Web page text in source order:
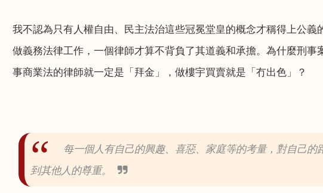
我不認為只有人權自由、民主法治這些冠冕堂皇的概念才稱得上公義
做義務法律工作，一個律師才算不背負了其道義和承擔。為什麼刑事
事商業法的律師就一定是「拜金」，做樓宇買賣就是「冇出色」？
每一個人有自己的興趣、喜惡、家庭等的考量，對自己
到其他人的尊重。